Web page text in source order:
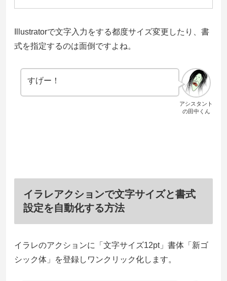
Illustratorで文字入力をする都度サイズ変更したり、書
式を指定するのは面倒ですよね。
アシスタント
の田中くん
すげー！
イラレアクションで文字サイズと書式
設定を自動化する方法
イラレのアクションに「文字サイズ12pt」書体「新ゴ
シック体」を登録しワンクリック化します。